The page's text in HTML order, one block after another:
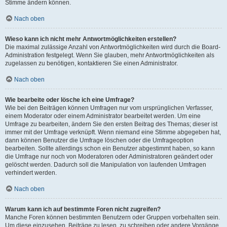
Stimme ändern können.
Nach oben
Wieso kann ich nicht mehr Antwortmöglichkeiten erstellen?
Die maximal zulässige Anzahl von Antwortmöglichkeiten wird durch die Board-
Administration festgelegt. Wenn Sie glauben, mehr Antwortmöglichkeiten als
zugelassen zu benötigen, kontaktieren Sie einen Administrator.
Nach oben
Wie bearbeite oder lösche ich eine Umfrage?
Wie bei den Beiträgen können Umfragen nur vom ursprünglichen Verfasser,
einem Moderator oder einem Administrator bearbeitet werden. Um eine
Umfrage zu bearbeiten, ändern Sie den ersten Beitrag des Themas; dieser ist
immer mit der Umfrage verknüpft. Wenn niemand eine Stimme abgegeben hat,
dann können Benutzer die Umfrage löschen oder die Umfrageoption
bearbeiten. Sollte allerdings schon ein Benutzer abgestimmt haben, so kann
die Umfrage nur noch von Moderatoren oder Administratoren geändert oder
gelöscht werden. Dadurch soll die Manipulation von laufenden Umfragen
verhindert werden.
Nach oben
Warum kann ich auf bestimmte Foren nicht zugreifen?
Manche Foren können bestimmten Benutzern oder Gruppen vorbehalten sein.
Um diese einzusehen, Beiträge zu lesen, zu schreiben oder andere Vorgänge